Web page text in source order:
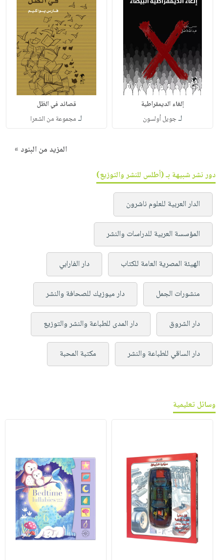
إلغاء الديمقراطية
لـجويل أولسون
قصائد في الظل
لـ مجموعة من الشعرا
المزيد من البنود »
دور نشر شبيهة بـ (أطلس للنشر والتوزيع)
الدار العربية للعلوم ناشرون
المؤسسة العربية للدراسات والنشر
الهيئة المصرية العامة للكتاب دار الفارابي
منشورات الجمل دار ميوزيك للصحافة والنشر
دار الشروق دار المدى للطباعة والنشر والتوزيع
دار الساقي للطباعة والنشر مكتبة المحبة
وسائل تعليمية